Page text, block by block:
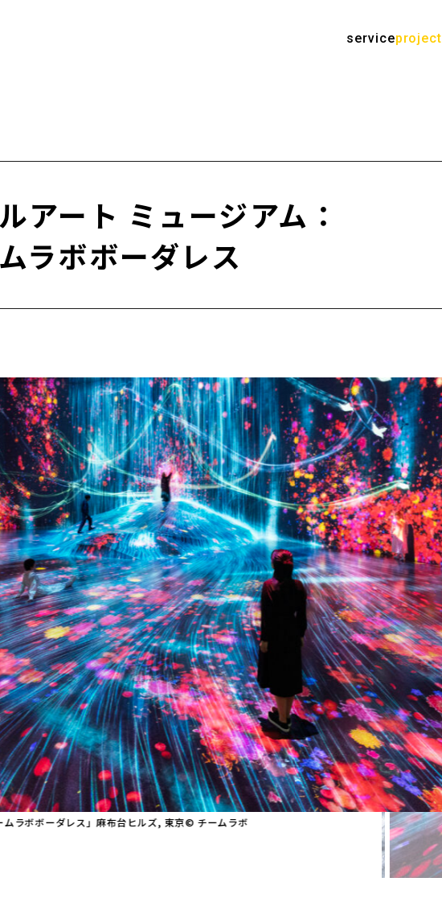
serviceproject
アート ミュージアム：
ラボボーダレス
ボーダレス」麻布台ヒルズ, 東京© チームラボ